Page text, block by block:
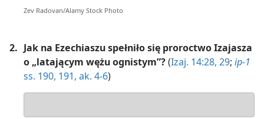
Zev Radovan/​Alamy Stock Photo
2. Jak na Ezechiaszu spełniło się proroctwo Izajasza
o „latającym wężu ognistym”?(Izaj. 14:28, 29; ip-1
ss. 190, 191, ak. 4-6)